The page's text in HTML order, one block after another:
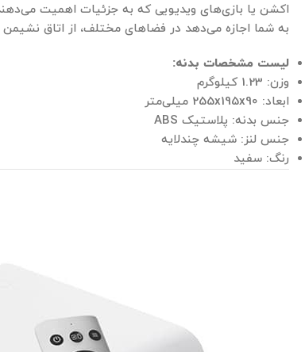
اکشن یا بازی‌های ویدیویی که به جزئیات اهمیت
به شما اجازه می‌دهد در فضاهای مختلف، از اتاق نشیمن
لیست مشخصات بدنه:
وزن: 1.23 کیلوگرم
ابعاد: 255x195x90 میلی‌متر
جنس بدنه: پلاستیک ABS
جنس لنز: شیشه چندلایه
رنگ: سفید